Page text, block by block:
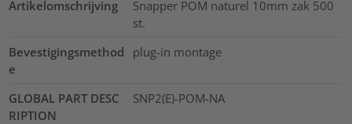
Artikelomschrijving
Snapper POM naturel 10mm zak 500
st.
Bevestigingsmethod
e
plug-in montage
GLOBAL PART DESC
RIPTION
SNP2(E)-POM-NA